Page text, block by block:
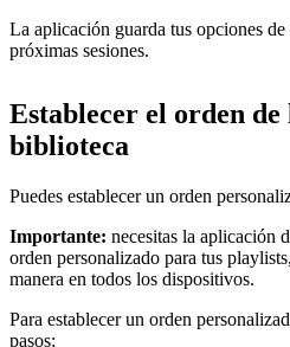
La aplicación guarda tus opciones
próximas sesiones.
Establecer el orden
biblioteca
Puedes establecer un orden
Importante: necesitas la aplicación
orden personalizado para tus
manera en todos los dispositivos.
Para establecer un orden
pasos: